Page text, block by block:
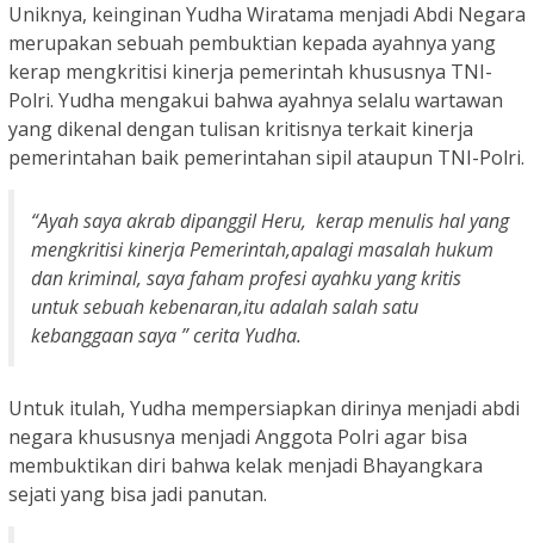
Uniknya, keinginan Yudha Wiratama menjadi Abdi Negara
merupakan sebuah pembuktian kepada ayahnya yang
kerap mengkritisi kinerja pemerintah khususnya TNI-
Polri. Yudha mengakui bahwa ayahnya selalu wartawan
yang dikenal dengan tulisan kritisnya terkait kinerja
pemerintahan baik pemerintahan sipil ataupun TNI-Polri.
“Ayah saya akrab dipanggil Heru, kerap menulis hal yang
mengkritisi kinerja Pemerintah,apalagi masalah hukum
dan kriminal, saya faham profesi ayahku yang kritis
untuk sebuah kebenaran,itu adalah salah satu
kebanggaan saya ” cerita Yudha.
Untuk itulah, Yudha mempersiapkan dirinya menjadi abdi
negara khususnya menjadi Anggota Polri agar bisa
membuktikan diri bahwa kelak menjadi Bhayangkara
sejati yang bisa jadi panutan.